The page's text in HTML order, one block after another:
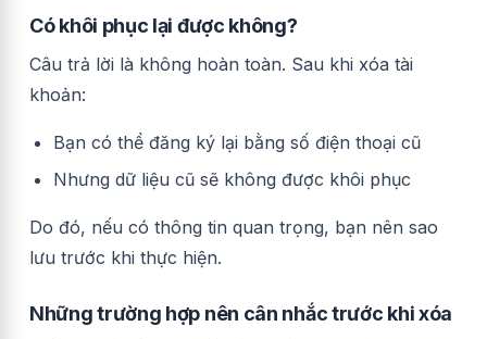
Có khôi phục lại được không?
Câu trả lời là không hoàn toàn. Sau khi xóa tài
khoản:
Bạn có thể đăng ký lại bằng số điện thoại cũ
Nhưng dữ liệu cũ sẽ không được khôi phục
Do đó, nếu có thông tin quan trọng, bạn nên sao
lưu trước khi thực hiện.
Những trường hợp nên cân nhắc trước khi xóa